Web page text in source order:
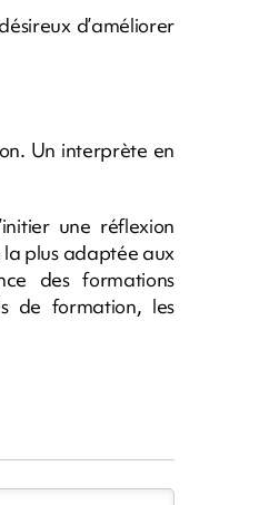
d’améliorer
Un interprète en
une réflexion
plus adaptée aux
des formations
de formation, les